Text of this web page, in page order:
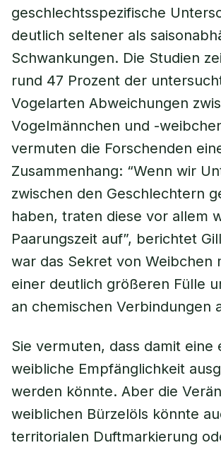
geschlechtsspezifische
deutlich seltener als
Schwankungen. Die Studien
rund 47 Prozent der
Vogelarten Abweichungen
Vogelmännchen und -
vermuten die Forschenden
Zusammenhang: “Wenn wir
zwischen den Geschlechtern
haben, traten diese vor allem
Paarungszeit auf”, berichtet
war das Sekret von Weibchen
einer deutlich größeren Fülle
an chemischen Verbindungen
Sie vermuten, dass damit eine
weibliche Empfänglichkeit
werden könnte. Aber die
weiblichen Bürzelöls könnte
territorialen Duftmarkierung